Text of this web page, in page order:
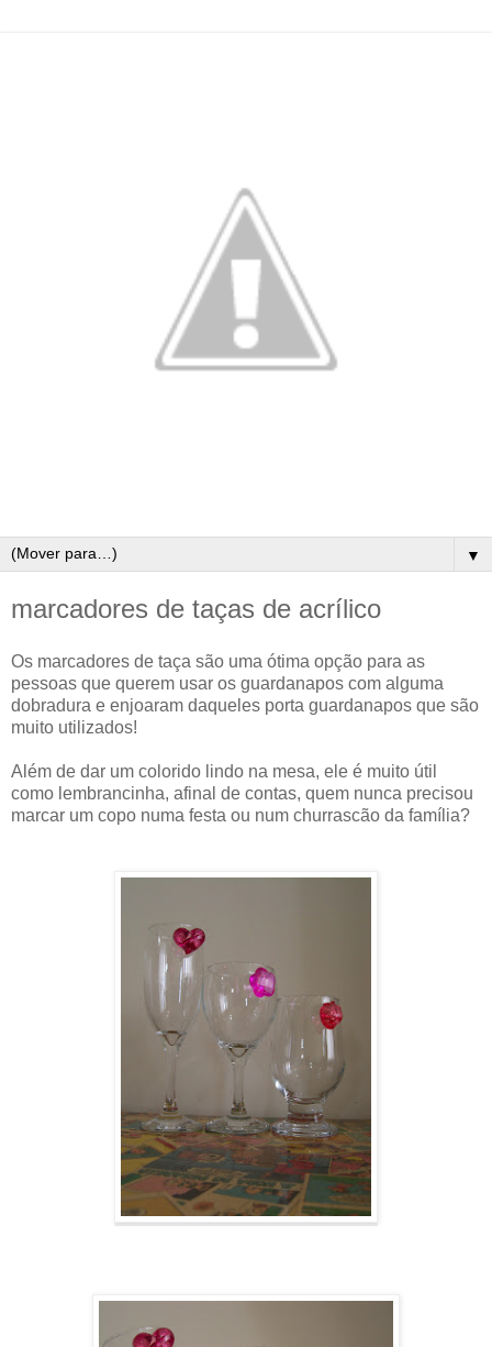
▼
marcadores de taças de acrílico
Os marcadores de taça são uma ótima opção para as
pessoas que querem usar os guardanapos com alguma
dobradura e enjoaram daqueles porta guardanapos que são
muito utilizados!
Além de dar um colorido lindo na mesa, ele é muito útil
como lembrancinha, afinal de contas, quem nunca precisou
marcar um copo numa festa ou num churrascão da família?